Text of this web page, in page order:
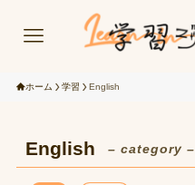
ホーム 学習 English
English – category –